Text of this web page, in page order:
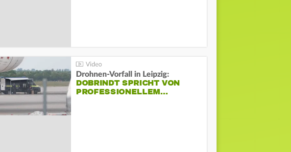
Drohnen-Vorfall in Leipzig:
DOBRINDT SPRICHT VON
PROFESSIONELLEM…